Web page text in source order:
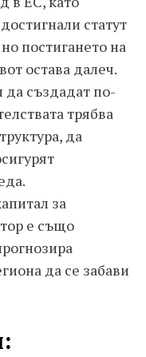
статут
постигането на
остава далеч.
да създадат по-
трябва
да
за
е също
да се забави